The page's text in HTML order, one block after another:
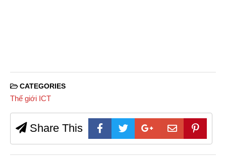
CATEGORIES
Thế giới ICT
Share This